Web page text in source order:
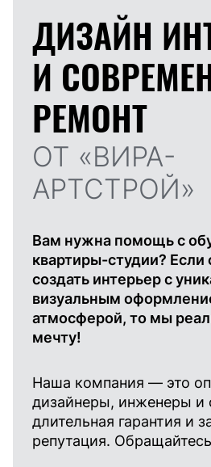
ДИЗАЙН
И
РЕМОНТ
ОТ «ВИРА-
АРТСТРОЙ»
Вам нужна помощь с
квартиры-студии? Если
создать интерьер с
визуальным
атмосферой, то мы
мечту!
Наша компания — это
дизайнеры, инженеры и
длительная гарантия и
репутация.